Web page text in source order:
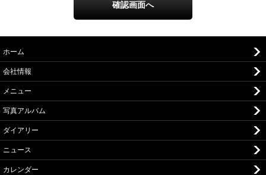
ホーム
会社情報
メニュー
写真アルバム
ダイアリー
ニュース
カレンダー